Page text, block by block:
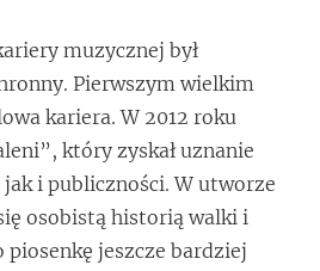
muzycznej był
Pierwszym wielkim
kariera. W 2012 roku
który zyskał uznanie
i publiczności. W utworze
osobistą historią walki i
piosenkę jeszcze bardziej